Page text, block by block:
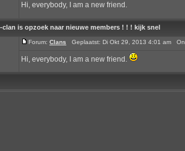
Hi, everybody, I am a new friend.
clan is opzoek naar nieuwe members ! ! ! kijk snel
Forum: Clans Geplaatst: Di Okt 29, 2013 4:01 am
Hi, everybody, I am a new friend.